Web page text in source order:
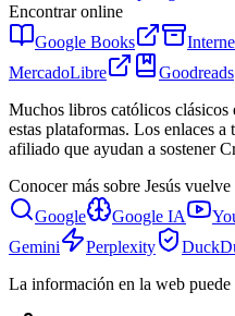
Encontrar online
Google Books
MercadoLibre
Goodreads
Muchos libros católicos clásicos
estas plataformas. Los enlaces
afiliado que ayudan a sostener
Conocer más sobre Jesús vuelve
Google
Google IA
Gemini
Perplexity
La información en la web puede